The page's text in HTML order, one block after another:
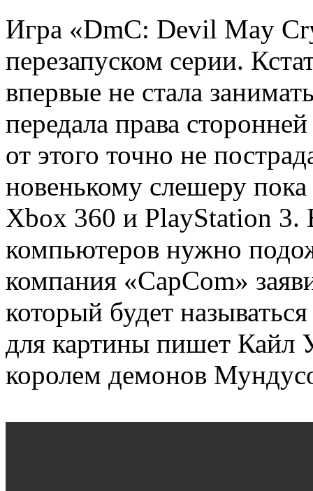
Игра «DmC: Devil May
перезапуском серии.
впервые не стала
передала права
от этого точно не
новенькому слешеру
Xbox 360 и PlayStation 3.
компьютеров нужно
компания «CapCom»
который будет
для картины пишет Кайл
королем демонов